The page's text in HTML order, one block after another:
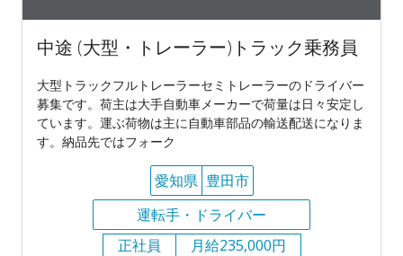
中途 (大型・トレーラー)トラック乗務員
大型トラックフルトレーラーセミトレーラーのドライバー
募集です。荷主は大手自動車メーカーで荷量は日々安定し
ています。運ぶ荷物は主に自動車部品の輸送配送になりま
す。納品先ではフォーク
愛知県 豊田市
運転手・ドライバー
正社員
月給235,000円